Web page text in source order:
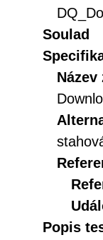
Soulad
Název
Popis